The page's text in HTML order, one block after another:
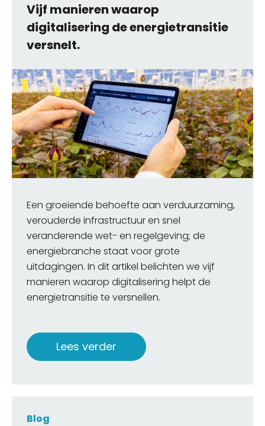
Vijf manieren waarop
digitalisering de energietransitie
versnelt.
Een groeiende behoefte aan verduurzaming,
verouderde infrastructuur en snel
veranderende wet- en regelgeving; de
energiebranche staat voor grote
uitdagingen. In dit artikel belichten we vijf
manieren waarop digitalisering helpt de
energietransitie te versnellen.
Lees verder
Blog